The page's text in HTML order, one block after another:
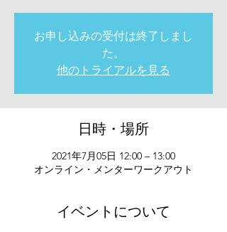
お申し込みの受付は終了しまし
た。
他のトライアルを見る
日時・場所
2021年7月05日 12:00 – 13:00
オンライン・メンターワークアウト
イベントについて